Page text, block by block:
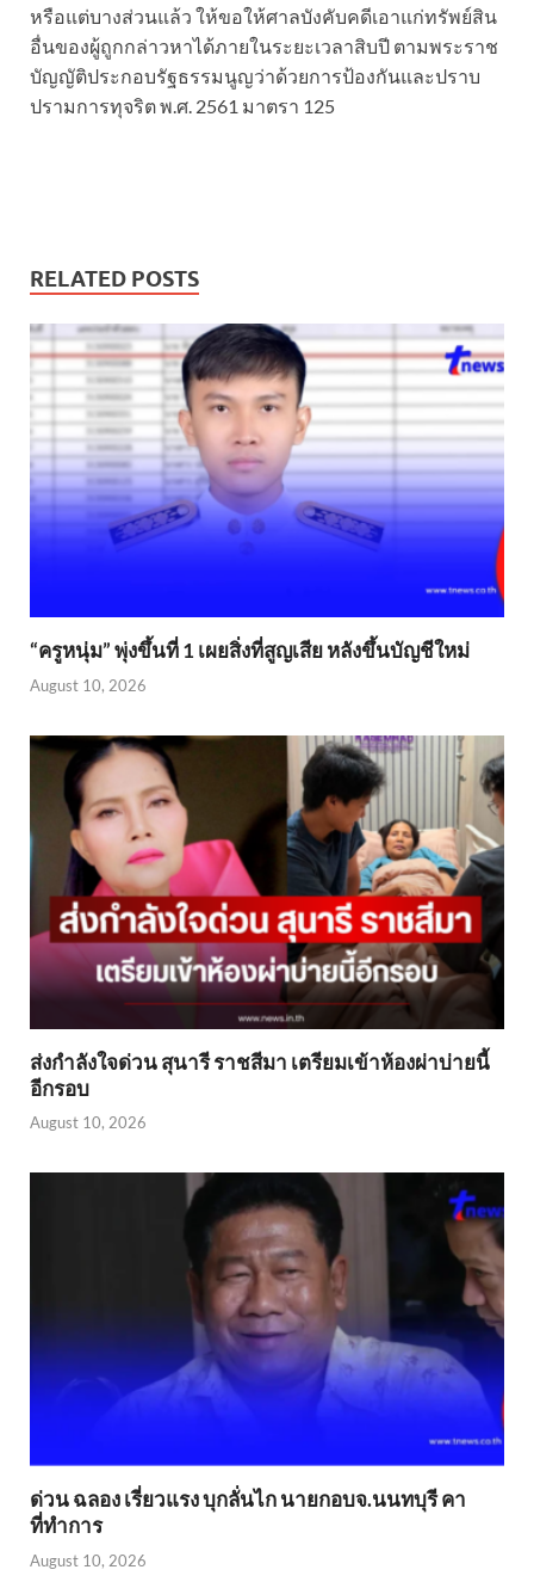
หรือแต่บางส่วนแล้ว ให้ขอให้ศาลบังคับคดีเอาแก่ทรัพย์สิน
อื่นของผู้ถูกกล่าวหาได้ภายในระยะเวลาสิบปี ตามพระราช
บัญญัติประกอบรัฐธรรมนูญว่าด้วยการป้องกันและปราบ
ปรามการทุจริต พ.ศ. 2561 มาตรา 125
RELATED POSTS
“ครูหนุ่ม” พุ่งขึ้นที่ 1 เผยสิ่งที่สูญเสีย หลังขึ้นบัญชีใหม่
August 10, 2026
ส่งกำลังใจด่วน สุนารี ราชสีมา เตรียมเข้าห้องผ่าบ่ายนี้
อีกรอบ
August 10, 2026
ด่วน ฉลอง เรี่ยวแรง บุกลั่นไก นายกอบจ.นนทบุรี คา
ที่ทำการ
August 10, 2026